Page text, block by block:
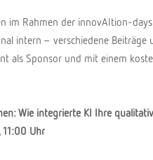
im Rahmen der innovAItion-
intern – verschiedene
als Sponsor und mit einem
Wie integrierte KI Ihre
11:00 Uhr